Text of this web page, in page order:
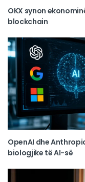
OKX synon
blockchain
OpenAI dhe
biologjike të AI-së